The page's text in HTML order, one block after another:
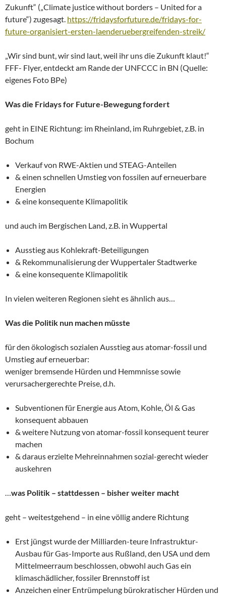
Zukunft“ („Climate justice without borders – United for a
future“) zugesagt. https://fridaysforfuture.de/fridays-for-
future-organisiert-ersten-laenderuebergreifenden-streik/
„Wir sind bunt, wir sind laut, weil ihr uns die Zukunft klaut!“
FFF- Flyer, entdeckt am Rande der UNFCCC in BN (Quelle:
eigenes Foto BPe)
Was die Fridays for Future-Bewegung fordert
geht in EINE Richtung: im Rheinland, im Ruhrgebiet, z.B. in
Bochum
Verkauf von RWE-Aktien und STEAG-Anteilen
& einen schnellen Umstieg von fossilen auf erneuerbare
Energien
& eine konsequente Klimapolitik
und auch im Bergischen Land, z.B. in Wuppertal
Ausstieg aus Kohlekraft-Beteiligungen
& Rekommunalisierung der Wuppertaler Stadtwerke
& eine konsequente Klimapolitik
In vielen weiteren Regionen sieht es ähnlich aus…
Was die Politik nun machen müsste
für den ökologisch sozialen Ausstieg aus atomar-fossil und
Umstieg auf erneuerbar:
weniger bremsende Hürden und Hemmnisse sowie
verursachergerechte Preise, d.h.
Subventionen für Energie aus Atom, Kohle, Öl & Gas
konsequent abbauen
& weitere Nutzung von atomar-fossil konsequent teurer
machen
& daraus erzielte Mehreinnahmen sozial-gerecht wieder
auskehren
…was Politik – stattdessen – bisher weiter macht
geht – weitestgehend – in eine völlig andere Richtung
Erst jüngst wurde der Milliarden-teure Infrastruktur-
Ausbau für Gas-Importe aus Rußland, den USA und dem
Mittelmeerraum beschlossen, obwohl auch Gas ein
klimaschädlicher, fossiler Brennstoff ist
Anzeichen einer Entrümpelung bürokratischer Hürden und